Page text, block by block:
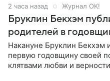
2 часа назад Журнал OK!
Бруклин Бекхэм
родителей в
Накануне Бруклин Бекхэм
первую годовщину своей
клятвами любви и